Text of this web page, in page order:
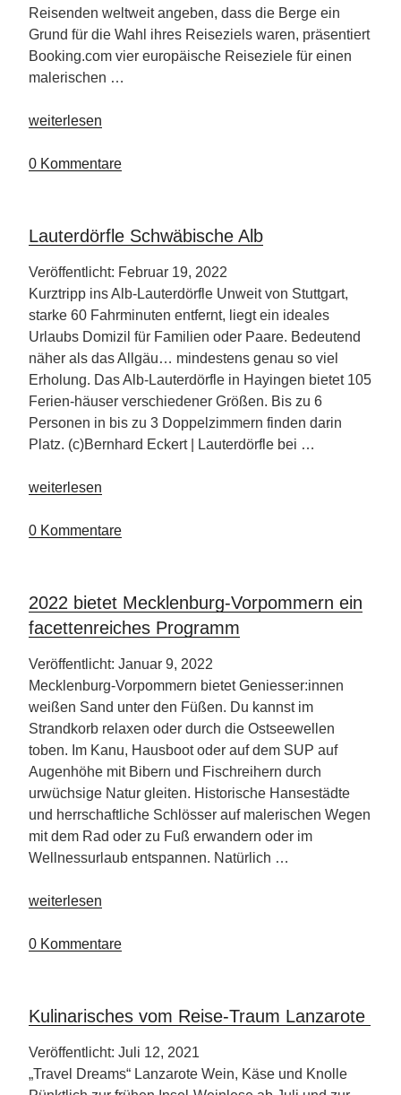
Reisenden weltweit angeben, dass die Berge ein
Grund für die Wahl ihres Reiseziels waren, präsentiert
Booking.com vier europäische Reiseziele für einen
malerischen …
„Es
Ski
ab
auf
die
Piste“
weiterlesen
0 Kommentare
Lauterdörfle Schwäbische Alb
Veröffentlicht: Februar 19, 2022
Kurztripp ins Alb-Lauterdörfle Unweit von Stuttgart,
starke 60 Fahrminuten entfernt, liegt ein ideales
Urlaubs Domizil für Familien oder Paare. Bedeutend
näher als das Allgäu… mindestens genau so viel
Erholung. Das Alb-Lauterdörfle in Hayingen bietet 105
Ferien-häuser verschiedener Größen. Bis zu 6
Personen in bis zu 3 Doppelzimmern finden darin
Platz. (c)Bernhard Eckert | Lauterdörfle bei …
„Lauterdörfle
Alb“
weiterlesen
0 Kommentare
2022 bietet Mecklenburg-Vorpommern ein
facettenreiches Programm
Veröffentlicht: Januar 9, 2022
Mecklenburg-Vorpommern bietet Geniesser:innen
weißen Sand unter den Füßen. Du kannst im
Strandkorb relaxen oder durch die Ostseewellen
toben. Im Kanu, Hausboot oder auf dem SUP auf
Augenhöhe mit Bibern und Fischreihern durch
urwüchsige Natur gleiten. Historische Hansestädte
und herrschaftliche Schlösser auf malerischen Wegen
mit dem Rad oder zu Fuß erwandern oder im
Wellnessurlaub entspannen. Natürlich …
„2022
Mecklenburg-
facettenreiches
Programm“
weiterlesen
0 Kommentare
Kulinarisches vom Reise-Traum Lanzarote
Veröffentlicht: Juli 12, 2021
„Travel Dreams“ Lanzarote Wein, Käse und Knolle